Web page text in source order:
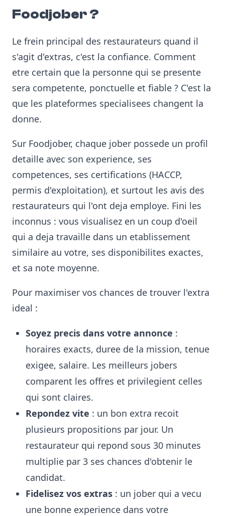
Foodjober ?
Le frein principal des restaurateurs quand il
s'agit d'extras, c'est la confiance. Comment
etre certain que la personne qui se presente
sera competente, ponctuelle et fiable ? C'est la
que les plateformes specialisees changent la
donne.
Sur Foodjober, chaque jober possede un profil
detaille avec son experience, ses
competences, ses certifications (HACCP,
permis d'exploitation), et surtout les avis des
restaurateurs qui l'ont deja employe. Fini les
inconnus : vous visualisez en un coup d'oeil
qui a deja travaille dans un etablissement
similaire au votre, ses disponibilites exactes,
et sa note moyenne.
Pour maximiser vos chances de trouver l'extra
ideal :
Soyez precis dans votre annonce :
horaires exacts, duree de la mission, tenue
exigee, salaire. Les meilleurs jobers
comparent les offres et privilegient celles
qui sont claires.
Repondez vite : un bon extra recoit
plusieurs propositions par jour. Un
restaurateur qui repond sous 30 minutes
multiplie par 3 ses chances d'obtenir le
candidat.
Fidelisez vos extras : un jober qui a vecu
une bonne experience dans votre